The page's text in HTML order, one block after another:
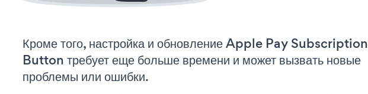
Кроме того, настройка и обновление Apple Pay Subscription
Button требует еще больше времени и может вызвать новые
проблемы или ошибки.